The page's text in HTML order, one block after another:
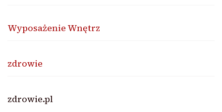
Wyposażenie Wnętrz
zdrowie
zdrowie.pl